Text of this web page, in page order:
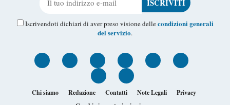
Iscrivendoti dichiari di aver preso visione dellecondizioni generali
del servizio.
Chi siamo Redazione Contatti Note Legali
Privacy